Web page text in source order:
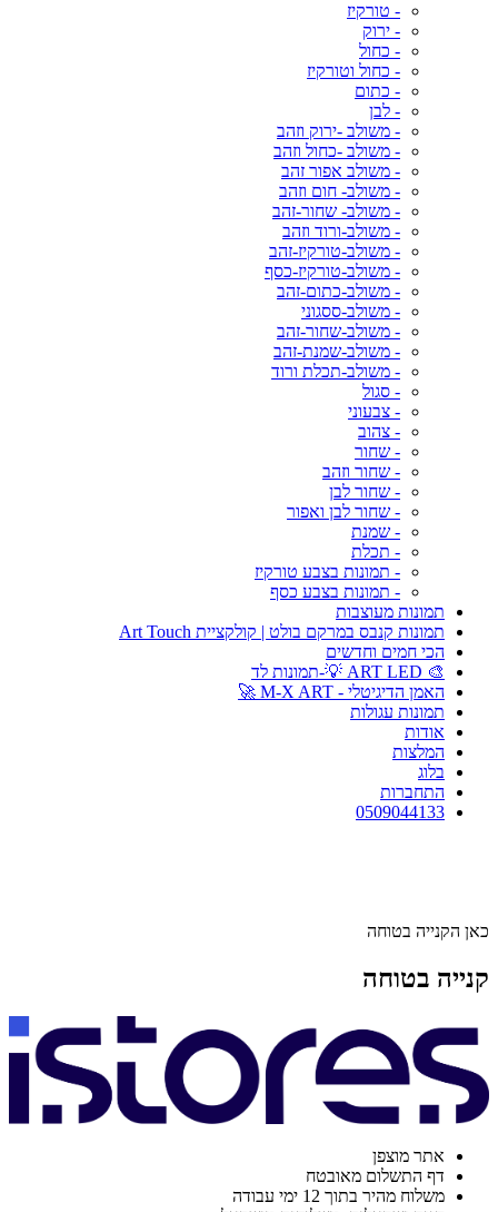
- טורקיז
- ירוק
- כחול
- כחול וטורקיז
- כתום
- לבן
- משולב -ירוק וזהב
- משולב -כחול וזהב
- משולב אפור זהב
- משולב- חום וזהב
- משולב- שחור-זהב
- משולב-ורוד וזהב
- משולב-טורקיז-זהב
- משולב-טורקיז-כסף
- משולב-כתום-זהב
- משולב-ססגוני
- משולב-שחור-זהב
- משולב-שמנת-זהב
- משולב-תכלת ורוד
- סגול
- צבעוני
- צהוב
- שחור
- שחור וזהב
- שחור לבן
- שחור לבן ואפור
- שמנת
- תכלת
- תמונות בצבע טורקיז
- תמונות בצבע כסף
תמונות מעוצבות
תמונות קנבס במרקם בולט | קולקציית Art Touch
הכי חמים וחדשים
🎨 ART LED 💡-תמונות לד
האמן הדיגיטלי - M-X ART 🚀
תמונות עגולות
אודות
המלצות
בלוג
התחברות
0509044133
כאן הקנייה בטוחה
קנייה בטוחה
אתר מוצפן
דף התשלום מאובטח
משלוח מהיר בתוך 12 ימי עבודה